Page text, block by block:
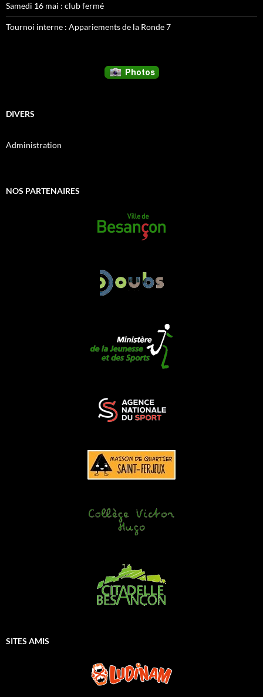
Samedi 16 mai : club fermé
Tournoi interne : Appariements de la Ronde 7
DIVERS
Administration
NOS PARTENAIRES
SITES AMIS